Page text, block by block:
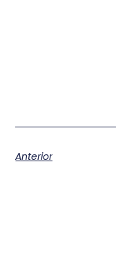
Anterior